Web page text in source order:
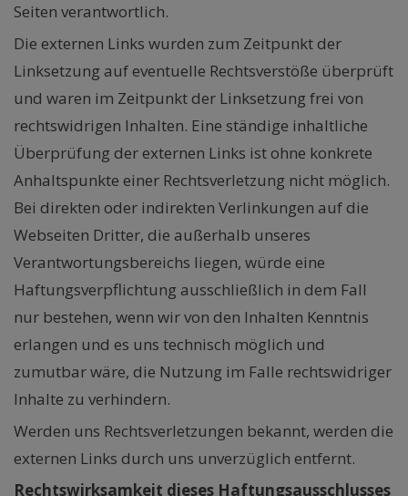
Seiten verantwortlich.
Die externen Links wurden zum Zeitpunkt der
Linksetzung auf eventuelle Rechtsverstöße überprüft
und waren im Zeitpunkt der Linksetzung frei von
rechtswidrigen Inhalten. Eine ständige inhaltliche
Überprüfung der externen Links ist ohne konkrete
Anhaltspunkte einer Rechtsverletzung nicht möglich.
Bei direkten oder indirekten Verlinkungen auf die
Webseiten Dritter, die außerhalb unseres
Verantwortungsbereichs liegen, würde eine
Haftungsverpflichtung ausschließlich in dem Fall
nur bestehen, wenn wir von den Inhalten Kenntnis
erlangen und es uns technisch möglich und
zumutbar wäre, die Nutzung im Falle rechtswidriger
Inhalte zu verhindern.
Werden uns Rechtsverletzungen bekannt, werden die
externen Links durch uns unverzüglich entfernt.
Rechtswirksamkeit dieses Haftungsausschlusses